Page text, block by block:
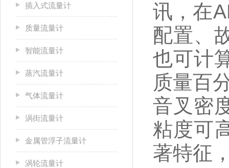
插入式流量计
质量流量计
智能流量计
蒸汽流量计
气体流量计
涡街流量计
金属管浮子流量计
涡轮流量计
讯，在
配置、
也可计
质量百
音叉密
粘度可
著特征